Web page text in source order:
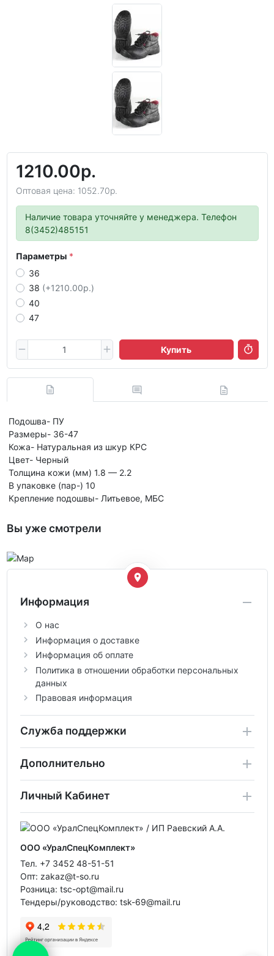
1210.00р.
Оптовая цена: 1052.70р.
Наличие товара уточняйте у менеджера. Телефон
8(3452)485151
Параметры
36
38 (+1210.00р.)
40
47
Купить
Подошва- ПУ
Размеры- 36-47
Кожа- Натуральная из шкур КРС
Цвет- Черный
Толщина кожи (мм) 1.8 — 2.2
В упаковке (пар-) 10
Крепление подошвы- Литьевое, МБС
Вы уже смотрели
Информация
О нас
Информация о доставке
Информация об оплате
Политика в отношении обработки персональных
данных
Правовая информация
Служба поддержки
Дополнительно
Личный Кабинет
ООО «УралСпецКомплект»
Тел. +7 3452 48-51-51
Опт: zakaz@t-so.ru
Розница: tsc-opt@mail.ru
Тендеры/руководство: tsk-69@mail.ru